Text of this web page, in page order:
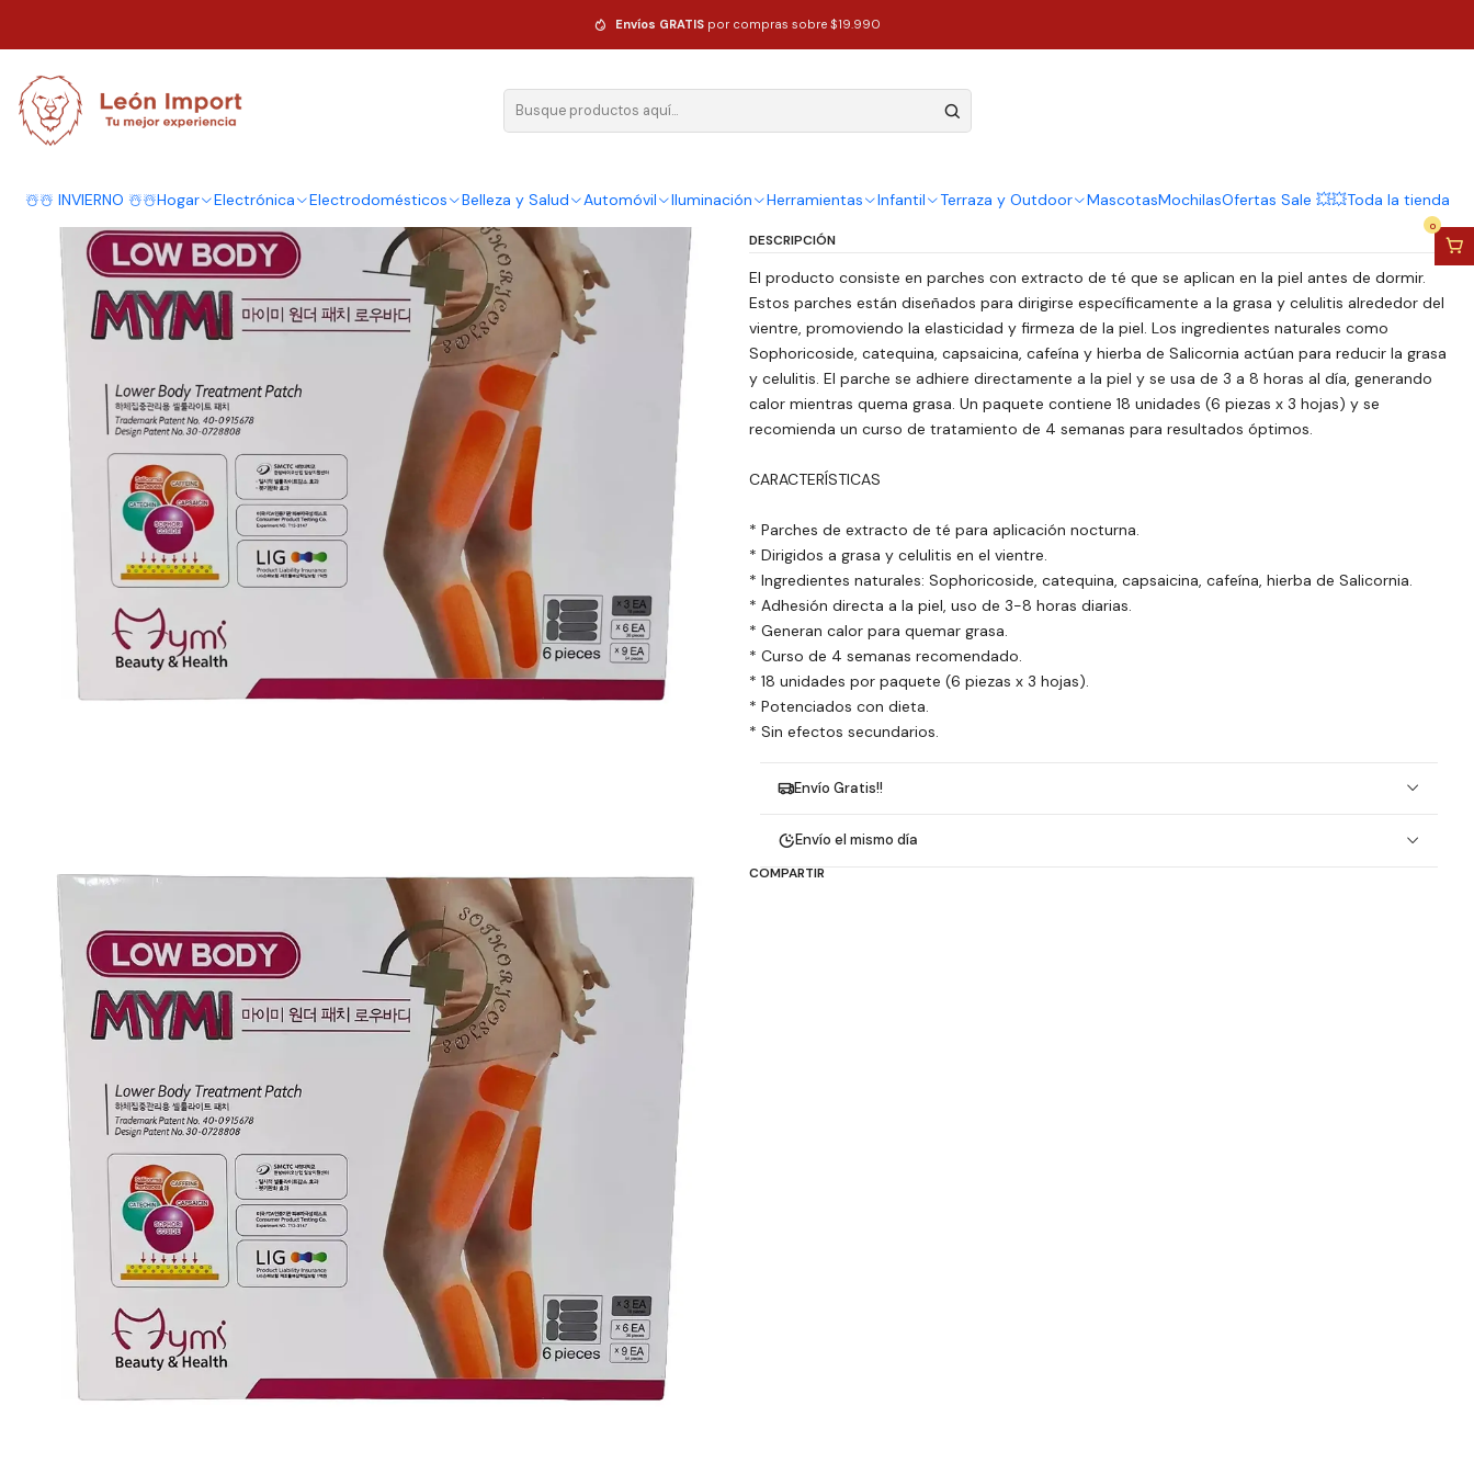
☃️☃️ INVIERNO ☃️☃️Hogar Electrónica Electrodomésticos Belleza y Salud Automóvil Iluminación Herramientas Infantil Terraza y Outdoor MascotasMochilasOfertas Sale 💥💥Toda la tienda
0
Envíos GRATIS por compras sobre $19.990
Parches Adelgazante Extracto Te Para Celulitis x 10 Uni
| Parches Adelgazante Extracto Te
Para Celulitis x 10 Uni
Cantidad
Agregar al Carro Comprar ahora
DESCRIPCIÓN
El producto consiste en parches con extracto de té que se aplican en la piel antes de dormir.
Estos parches están diseñados para dirigirse específicamente a la grasa y celulitis alrededor del
vientre, promoviendo la elasticidad y firmeza de la piel. Los ingredientes naturales como
Sophoricoside, catequina, capsaicina, cafeína y hierba de Salicornia actúan para reducir la grasa
y celulitis. El parche se adhiere directamente a la piel y se usa de 3 a 8 horas al día, generando
calor mientras quema grasa. Un paquete contiene 18 unidades (6 piezas x 3 hojas) y se
recomienda un curso de tratamiento de 4 semanas para resultados óptimos.
CARACTERÍSTICAS
* Parches de extracto de té para aplicación nocturna.
* Dirigidos a grasa y celulitis en el vientre.
* Ingredientes naturales: Sophoricoside, catequina, capsaicina, cafeína, hierba de Salicornia.
* Adhesión directa a la piel, uso de 3-8 horas diarias.
* Generan calor para quemar grasa.
* Curso de 4 semanas recomendado.
* 18 unidades por paquete (6 piezas x 3 hojas).
* Potenciados con dieta.
* Sin efectos secundarios.
Envío Gratis!!
Envío el mismo día
COMPARTIR